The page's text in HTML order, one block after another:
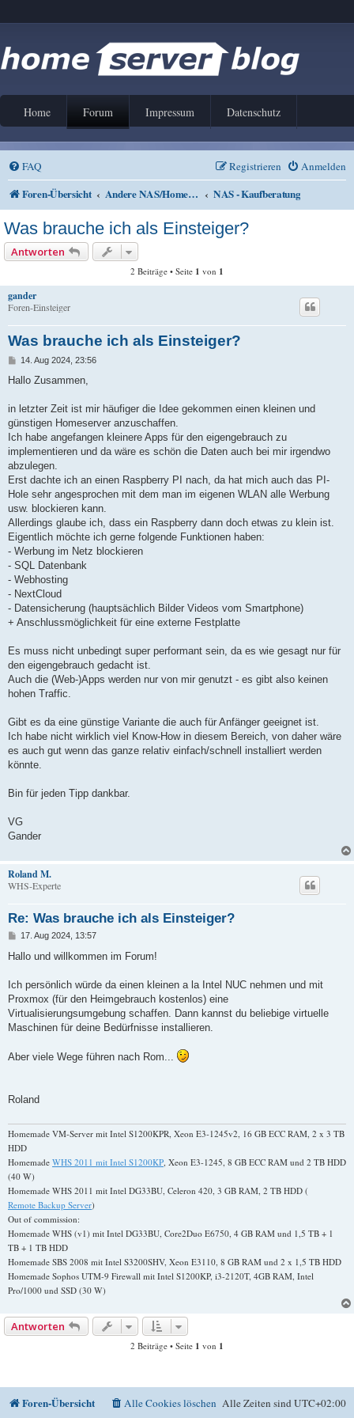
Home Forum Impressum Datenschutz
FAQ Anmelden
Registrieren
Foren-Übersicht Andere NAS/Home Server Lösungen NAS - Kaufberatung
Was brauche ich als Einsteiger?
Antworten
2 Beiträge • Seite 1 von 1
gander
Foren-Einsteiger
Was brauche ich als Einsteiger?
B
i
a
14. Aug 2024, 23:56
Hallo Zusammen,
in letzter Zeit ist mir häufiger die Idee gekommen einen kleinen und
günstigen Homeserver anzuschaffen.
Ich habe angefangen kleinere Apps für den eigengebrauch zu
implementieren und da wäre es schön die Daten auch bei mir irgendwo
abzulegen.
Erst dachte ich an einen Raspberry PI nach, da hat mich auch das PI-
Hole sehr angesprochen mit dem man im eigenen WLAN alle Werbung
usw. blockieren kann.
Allerdings glaube ich, dass ein Raspberry dann doch etwas zu klein ist.
Eigentlich möchte ich gerne folgende Funktionen haben:
- Werbung im Netz blockieren
- SQL Datenbank
- Webhosting
- NextCloud
- Datensicherung (hauptsächlich Bilder Videos vom Smartphone)
+ Anschlussmöglichkeit für eine externe Festplatte
Es muss nicht unbedingt super performant sein, da es wie gesagt nur für
den eigengebrauch gedacht ist.
Auch die (Web-)Apps werden nur von mir genutzt - es gibt also keinen
hohen Traffic.
Gibt es da eine günstige Variante die auch für Anfänger geeignet ist.
Ich habe nicht wirklich viel Know-How in diesem Bereich, von daher wäre
es auch gut wenn das ganze relativ einfach/schnell installiert werden
könnte.
Bin für jeden Tipp dankbar.
VG
Gander
Roland M.
WHS-Experte
Re: Was brauche ich als Einsteiger?
B
i
a
17. Aug 2024, 13:57
Hallo und willkommen im Forum!
Ich persönlich würde da einen kleinen a la Intel NUC nehmen und mit
Proxmox (für den Heimgebrauch kostenlos) eine
Virtualisierungsumgebung schaffen. Dann kannst du beliebige virtuelle
Maschinen für deine Bedürfnisse installieren.
Aber viele Wege führen nach Rom...
Roland
Homemade VM-Server mit Intel S1200KPR, Xeon E3-1245v2, 16 GB ECC RAM, 2 x 3 TB
HDD
Homemade WHS 2011 mit Intel S1200KP, Xeon E3-1245, 8 GB ECC RAM und 2 TB HDD
(40 W)
Homemade WHS 2011 mit Intel DG33BU, Celeron 420, 3 GB RAM, 2 TB HDD (
Remote Backup Server)
Out of commission:
Homemade WHS (v1) mit Intel DG33BU, Core2Duo E6750, 4 GB RAM und 1,5 TB + 1
TB + 1 TB HDD
Homemade SBS 2008 mit Intel S3200SHV, Xeon E3110, 8 GB RAM und 2 x 1,5 TB HDD
Homemade Sophos UTM-9 Firewall mit Intel S1200KP, i3-2120T, 4GB RAM, Intel
Pro/1000 und SSD (30 W)
Antworten
2 Beiträge • Seite 1 von 1
Foren-Übersicht Alle Zeiten sindUTC+02:00
Alle Cookies löschen